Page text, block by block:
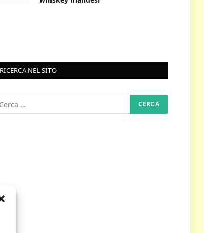
RICERCA NEL SITO